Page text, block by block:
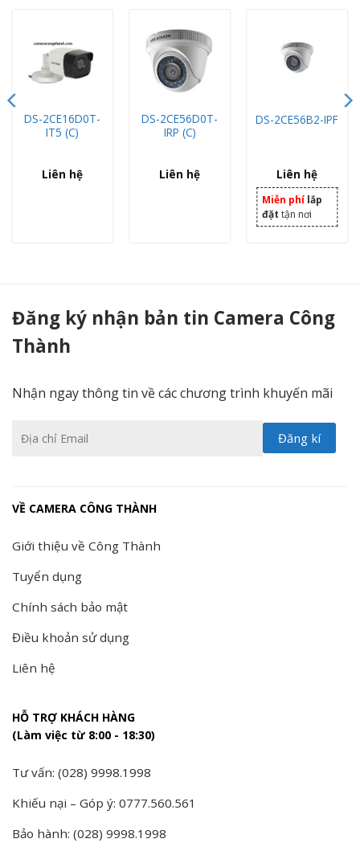
DS-2CE16D0T-
IT5 (C)
Liên hệ
DS-2CE56D0T-
IRP (C)
Liên hệ
DS-2CE56B2-IPF
Liên hệ
Miễn phí lắp
đặt tận nơi
Đăng ký nhận bản tin Camera Công
Thành
Nhận ngay thông tin về các chương trình khuyến mãi
VỀ CAMERA CÔNG THÀNH
Giới thiệu về Công Thành
Tuyển dụng
Chính sách bảo mật
Điều khoản sử dụng
Liên hệ
HỖ TRỢ KHÁCH HÀNG
(Làm việc từ 8:00 - 18:30)
Tư vấn: (028) 9998.1998
Khiếu nại – Góp ý: 0777.560.561
Bảo hành: (028) 9998.1998